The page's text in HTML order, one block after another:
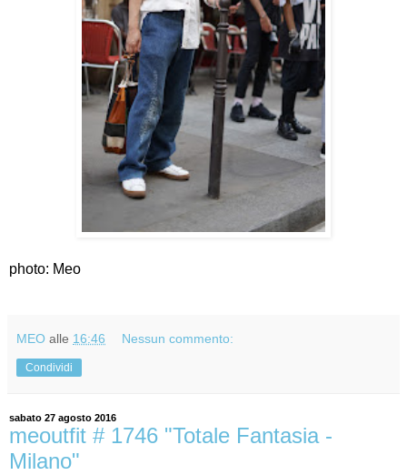
photo: Meo
MEO alle 16:46 Nessun commento:
Condividi
sabato 27 agosto 2016
meoutfit # 1746 "Totale Fantasia -
Milano"